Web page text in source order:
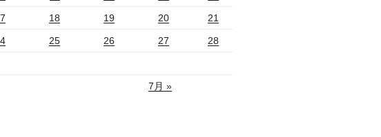
18 19 20 21
25 26 27 28
7月 »